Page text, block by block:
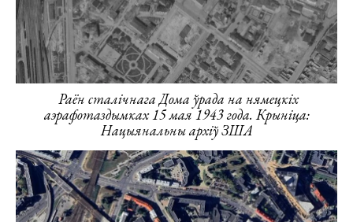
Раён сталічнага Дома ўрада на нямецкіх
аэрафотаздымках 15 мая 1943 года. Крыніца:
Нацыянальны архіў ЗША